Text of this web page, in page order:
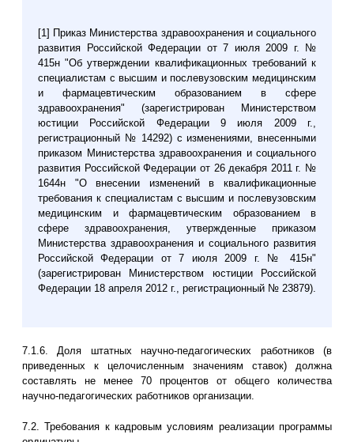
[1] Приказ Министерства здравоохранения и социального
развития Российской Федерации от 7 июля 2009 г. №
415н "Об утверждении квалификационных требований к
специалистам с высшим и послевузовским медицинским
и фармацевтическим образованием в сфере
здравоохранения" (зарегистрирован Министерством
юстиции Российской Федерации 9 июля 2009 г.,
регистрационный № 14292) с изменениями, внесенными
приказом Министерства здравоохранения и социального
развития Российской Федерации от 26 декабря 2011 г. №
1644н "О внесении изменений в квалификационные
требования к специалистам с высшим и послевузовским
медицинским и фармацевтическим образованием в
сфере здравоохранения, утвержденные приказом
Министерства здравоохранения и социального развития
Российской Федерации от 7 июля 2009 г. № 415н"
(зарегистрирован Министерством юстиции Российской
Федерации 18 апреля 2012 г., регистрационный № 23879).
7.1.6. Доля штатных научно-педагогических работников (в
приведенных к целочисленным значениям ставок) должна
составлять не менее 70 процентов от общего количества
научно-педагогических работников организации.
7.2. Требования к кадровым условиям реализации программы